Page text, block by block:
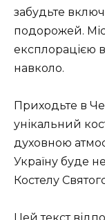
забудьте
подорожей.
експлорацією
навколо.
Приходьте в
унікальний
духовною
Україну буде
Костелу